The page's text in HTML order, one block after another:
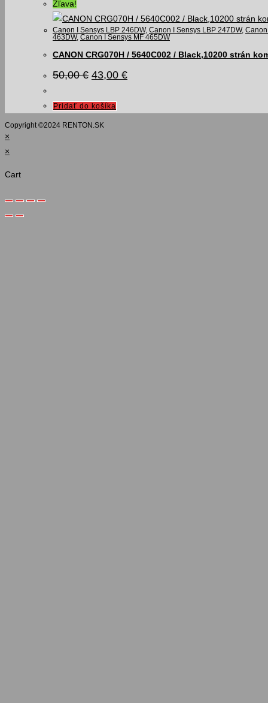
Zľava!
Canon I Sensys LBP 246DW, Canon I Sensys LBP 247DW,
463DW, Canon I Sensys MF 465DW
CANON CRG070H / 5640C002 / Black,10200 strán
50,00€ Pôvodná
50,00 €.
43,00 €Aktuálna
Pridať do košíka
Copyright ©️2024 RENTON.SK
×
×
Cart